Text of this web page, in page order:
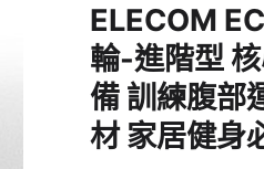
ELECOM
輪-進階型
備 訓練腹部
材 家居健身